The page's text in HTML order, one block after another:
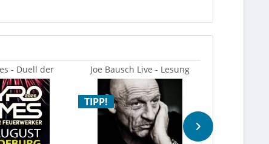
- Duell der
TIPP!
Joe Bausch Live - Lesung